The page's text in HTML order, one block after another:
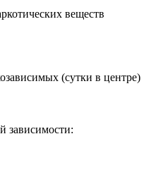
веществ
(сутки в центре)
зависимости: